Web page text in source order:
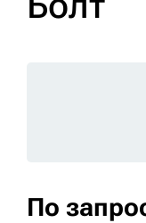
По
Доставка и оплата